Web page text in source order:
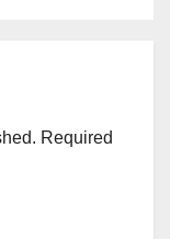
Required